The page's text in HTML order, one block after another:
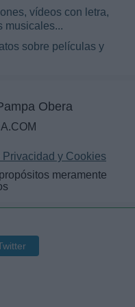
vídeos con letra,
musicales...
sobre películas y
Obera
Privacidad y Cookies
meramente